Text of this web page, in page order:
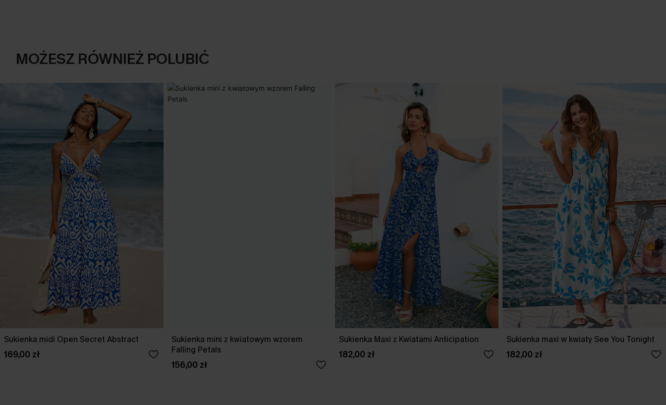
MOŻESZ RÓWNIEŻ POLUBIĆ
Sukienka midi Open Secret Abstract
169,00 zł
Sukienka mini z kwiatowym wzorem
Falling Petals
156,00 zł
Sukienka Maxi z Kwiatami Anticipation
182,00 zł
Sukienka maxi w kwiaty See You Tonight
182,00 zł